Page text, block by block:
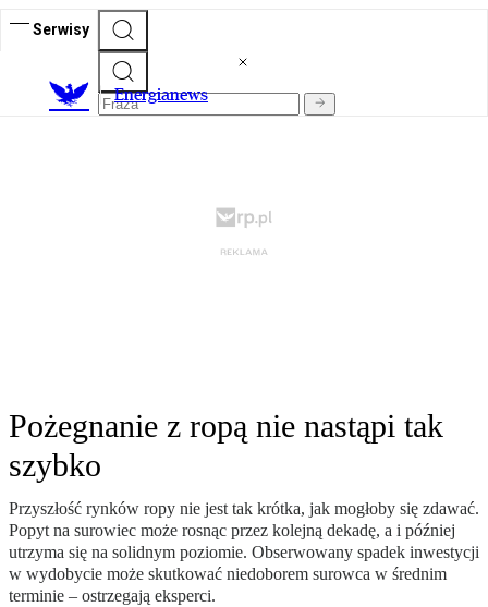
Serwisy
Energianews
Pożegnanie z ropą nie nastąpi tak
szybko
Przyszłość rynków ropy nie jest tak krótka, jak mogłoby się zdawać.
Popyt na surowiec może rosnąc przez kolejną dekadę, a i później
utrzyma się na solidnym poziomie. Obserwowany spadek inwestycji
w wydobycie może skutkować niedoborem surowca w średnim
terminie – ostrzegają eksperci.